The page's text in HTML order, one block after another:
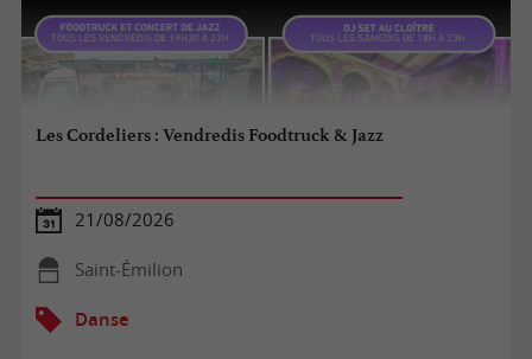
Les Cordeliers : Vendredis Foodtruck & Jazz
21/08/2026
Saint-Émilion
Danse